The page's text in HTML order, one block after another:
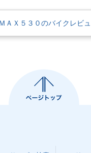
ＡＸ５３０のバイクレビ